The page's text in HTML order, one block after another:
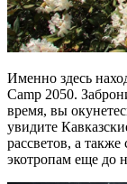
Именно здесь
Camp 2050.
время, вы
увидите
рассветов, а
экотропам еще до